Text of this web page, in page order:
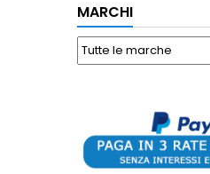
MARCHI